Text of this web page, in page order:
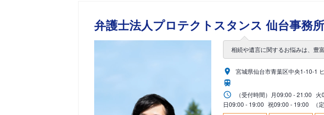
弁護士法人プロテクトスタンス 仙台事務所
相続や遺言に関するお悩みは、豊
宮城県仙台市青葉区中央1-10-1
（受付時間） 月09:00 - 21:00 火
日09:00 - 19:00 祝09:00 - 19:00
（